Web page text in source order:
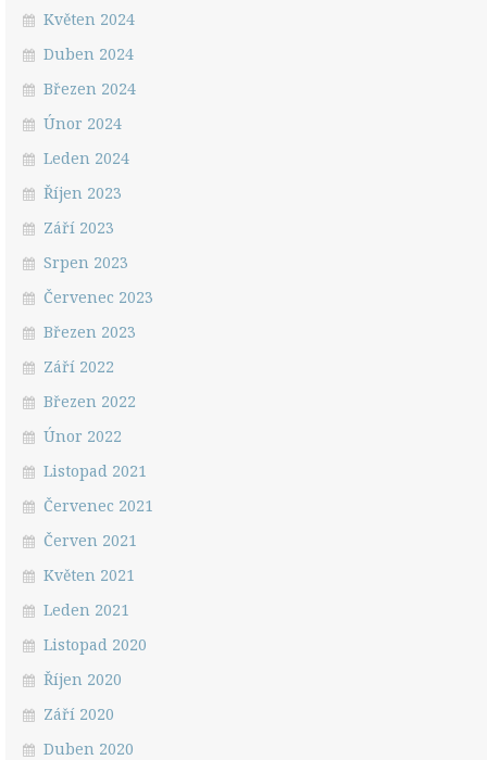
Květen 2024
Duben 2024
Březen 2024
Únor 2024
Leden 2024
Říjen 2023
Září 2023
Srpen 2023
Červenec 2023
Březen 2023
Září 2022
Březen 2022
Únor 2022
Listopad 2021
Červenec 2021
Červen 2021
Květen 2021
Leden 2021
Listopad 2020
Říjen 2020
Září 2020
Duben 2020